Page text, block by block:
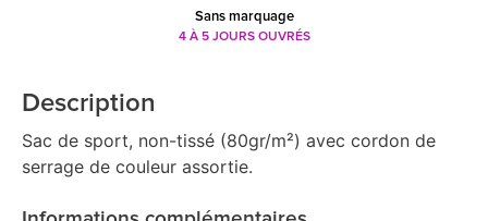
Sans marquage
4 À 5 JOURS OUVRÉS
Description
Sac de sport, non-tissé (80gr/m²) avec cordon de
serrage de couleur assortie.